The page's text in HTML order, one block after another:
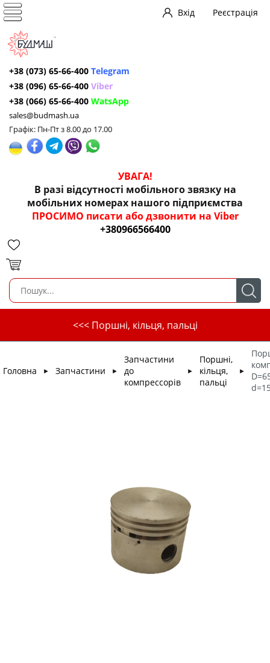
Вхід Реєстрація
+38 (073) 65-66-400 Telegram
+38 (096) 65-66-400 Viber
+38 (066) 65-66-400 WatsApp
sales@budmash.ua
Графік: Пн-Пт з 8.00 до 17.00
УВАГА!
В разі відсутності мобільного звязку на
мобільних номерах нашого підприємства
ПРОСИМО писати або дзвонити на Viber
+380966566400
<<< Поршні, кільця, пальці
Головна ► Запчастини ►
Запчастини
до
компрессорів
►
Поршні,
кільця,
пальці
►